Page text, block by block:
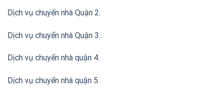
Dịch vụ chuyển nhà Quận 2.
Dịch vụ chuyển nhà Quận 3.
Dịch vụ chuyển nhà quận 4.
Dịch vụ chuyển nhà quận 5.